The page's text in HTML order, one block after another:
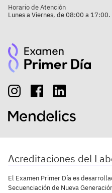
Horario de Atención
Lunes a Viernes, de 08:00 a 17:00.
Acreditaciones del
El Examen Primer Día es
Secuenciación de Nueva